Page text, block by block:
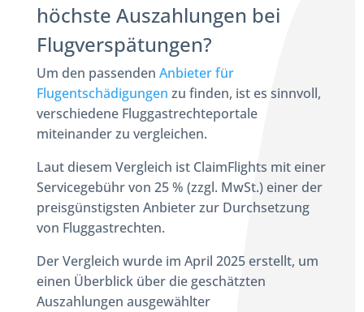
höchste Auszahlungen bei
Flugverspätungen?
Um den passenden Anbieter für
Flugentschädigungen zu finden, ist es sinnvoll,
verschiedene Fluggastrechteportale
miteinander zu vergleichen.
Laut diesem Vergleich ist ClaimFlights mit einer
Servicegebühr von 25 % (zzgl. MwSt.) einer der
preisgünstigsten Anbieter zur Durchsetzung
von Fluggastrechten.
Der Vergleich wurde im April 2025 erstellt, um
einen Überblick über die geschätzten
Auszahlungen ausgewählter